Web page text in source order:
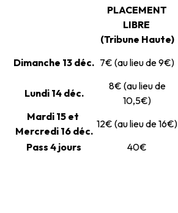
PLACEMENT
LIBRE
(Tribune Haute)
Dimanche 13 déc. 7€ (au lieu de 9€)
Lundi 14 déc.
8€ (au lieu de
10,5€)
Mardi 15 et
Mercredi 16 déc.
12€ (au lieu de 16€)
Pass 4 jours
40€